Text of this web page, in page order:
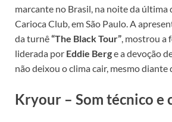
marcante no Brasil, na noite da
Carioca Club, em São Paulo. A
da turnê“The Black Tour” , mostrou a
liderada por Eddie Berge a devoção
não deixou o clima cair, mesmo diante
Kryour – Som técnico e